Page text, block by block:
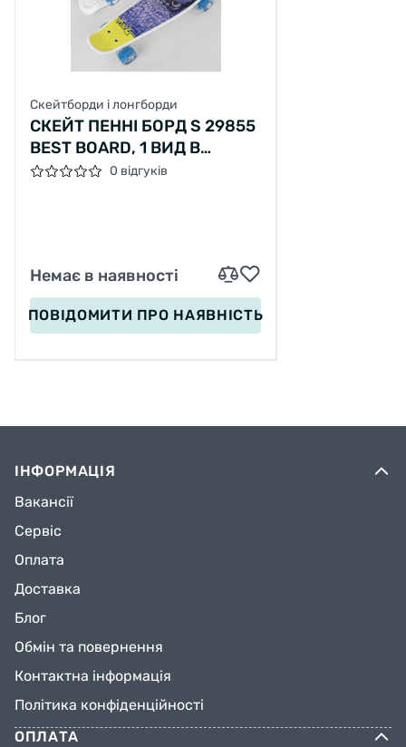
Скейтборди і лонгборди
СКЕЙТ ПЕННІ БОРД S 29855
BEST BOARD, 1 ВИД В
ЯЩИКУ, КОЛЕСА PU
0 відгуків
Немає в наявності
ПОВІДОМИТИ ПРО НАЯВНІСТЬ
ІНФОРМАЦІЯ
Вакансії
Сервіс
Оплата
Доставка
Блог
Обмін та повернення
Контактна інформація
Політика конфіденційності
ОПЛАТА